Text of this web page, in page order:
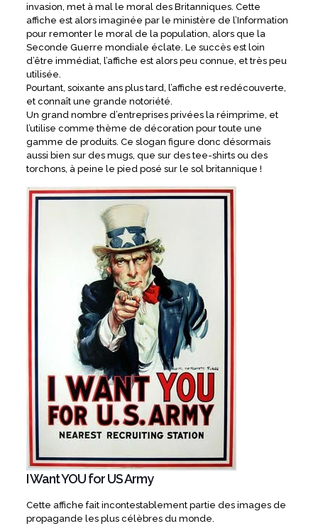
invasion, met à mal le moral des Britanniques. Cette
affiche est alors imaginée par le ministère de l’Information
pour remonter le moral de la population, alors que la
Seconde Guerre mondiale éclate. Le succès est loin
d’être immédiat, l’affiche est alors peu connue, et très peu
utilisée.
Pourtant, soixante ans plus tard, l’affiche est redécouverte,
et connaît une grande notoriété.
Un grand nombre d’entreprises privées la réimprime, et
l’utilise comme thème de décoration pour toute une
gamme de produits. Ce slogan figure donc désormais
aussi bien sur des mugs, que sur des tee-shirts ou des
torchons, à peine le pied posé sur le sol britannique !
I Want YOU for US Army
Cette affiche fait incontestablement partie des images de
propagande les plus célèbres du monde.